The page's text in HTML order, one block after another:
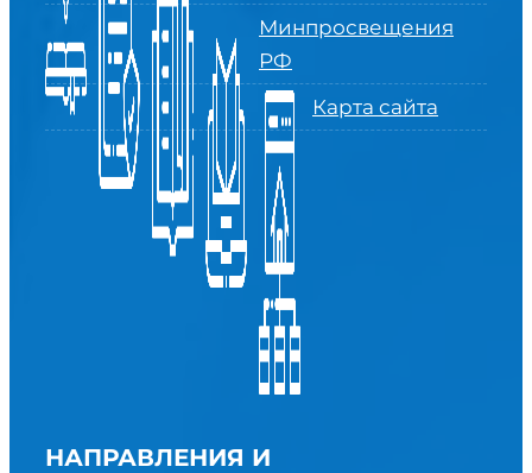
Минпросвещения
РФ
Карта сайта
НАПРАВЛЕНИЯ И